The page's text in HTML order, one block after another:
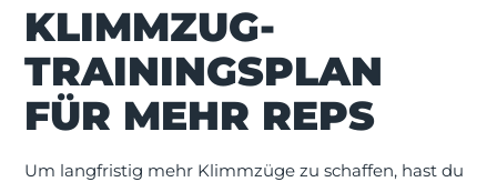
KLIMMZUG-
TRAININGSPLAN
FÜR MEHR REPS
Um langfristig mehr Klimmzüge zu schaffen, hast du